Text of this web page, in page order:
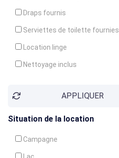
Draps fournis
Serviettes de toilette fournies
Location linge
Nettoyage inclus
Garde d'enfants
Crèche
APPLIQUER
Situation de la location
Campagne